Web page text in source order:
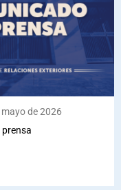
de 2026